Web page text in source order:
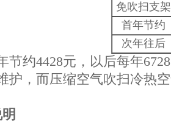
免吹扫支架
首年节约
次年往后
节约4428元，以后每年
护，而压缩空气吹扫冷热